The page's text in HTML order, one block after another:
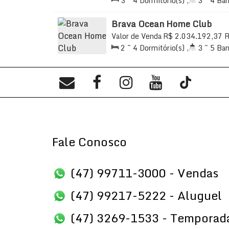
~ 342.00m² , 2 ~ 3Suíte(s) ,
92 ~ 342 m²
Brava Ocean Home Club
R$ 2.034.192,37
Valor de Venda
Antônio Rudolf, 155, 88306-725,
Catarina, Brasil
2 ~ 4 Dormitório(s) , 3 ~ 5
, Útil:93.92~ 215.13m²
Fale Conosco
(47) 99711-3000 - Vendas
(47) 99217-5222 - Aluguel
(47) 3269-1533 -